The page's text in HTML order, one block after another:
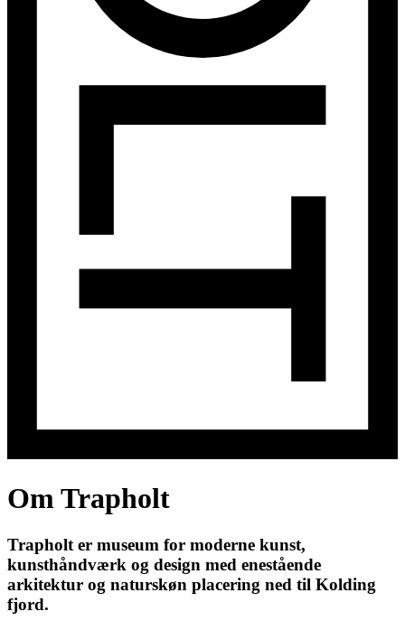
Om Trapholt
Trapholt er museum for moderne kunst,
kunsthåndværk og design med enestående
arkitektur og naturskøn placering ned til Kolding
fjord.